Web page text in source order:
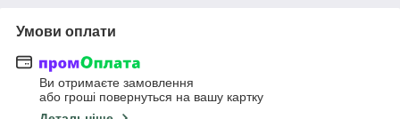
Умови оплати
Ви отримаєте замовлення
або гроші повернуться на вашу картку